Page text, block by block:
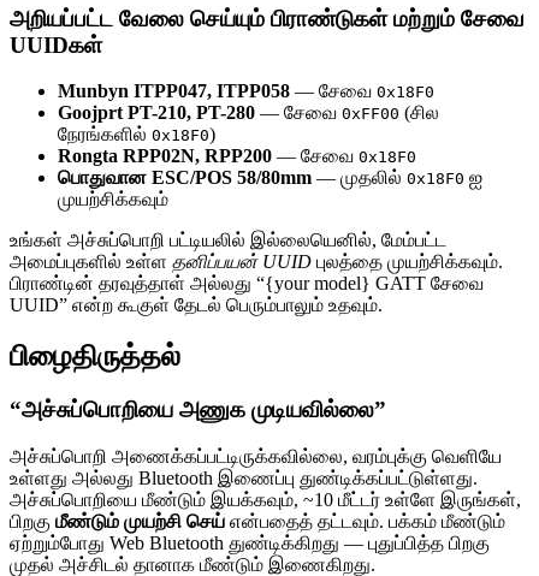
அறியப்பட்ட வேலை செய்யும் பிராண்டுகள் மற்றும் சேவை
UUIDகள்
Munbyn ITPP047, ITPP058 — சேவை 0x18F0
Goojprt PT-210, PT-280 — சேவை 0xFF00 (சில
நேரங்களில் 0x18F0)
Rongta RPP02N, RPP200 — சேவை 0x18F0
பொதுவான ESC/POS 58/80mm — முதலில் 0x18F0 ஐ
முயற்சிக்கவும்
உங்கள் அச்சுப்பொறி பட்டியலில் இல்லையெனில், மேம்பட்ட
அமைப்புகளில் உள்ள தனிப்பயன் UUID புலத்தை முயற்சிக்கவும்.
பிராண்டின் தரவுத்தாள் அல்லது “{your model} GATT சேவை
UUID” என்ற கூகுள் தேடல் பெரும்பாலும் உதவும்.
பிழைதிருத்தல்
“அச்சுப்பொறியை அணுக முடியவில்லை”
அச்சுப்பொறி அணைக்கப்பட்டிருக்கவில்லை, வரம்புக்கு வெளியே
உள்ளது அல்லது Bluetooth இணைப்பு துண்டிக்கப்பட்டுள்ளது.
அச்சுப்பொறியை மீண்டும் இயக்கவும், ~10 மீட்டர் உள்ளே இருங்கள்,
பிறகு மீண்டும் முயற்சி செய் என்பதைத் தட்டவும். பக்கம் மீண்டும்
ஏற்றும்போது Web Bluetooth துண்டிக்கிறது — புதுப்பித்த பிறகு
முதல் அச்சிடல் தானாக மீண்டும் இணைகிறது.